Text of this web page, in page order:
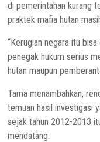
di pemerintahan kurang
praktek mafia hutan
“Kerugian negara itu
penegak hukum serius
hutan maupun
Tama menambahkan,
temuan hasil investigasi
sejak tahun 2012-2013
mendatang.